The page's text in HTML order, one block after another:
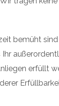
bemüht
erfüllt